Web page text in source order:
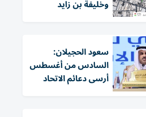
وخليفة بن زايد
سعود الحجيلان:
السادس من أغسطس
أرسى دعائم الاتحاد